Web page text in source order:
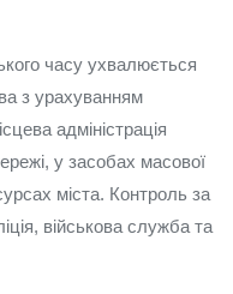
часу ухвалюється
з урахуванням
адміністрація
у засобах масової
міста. Контроль за
військова служба та